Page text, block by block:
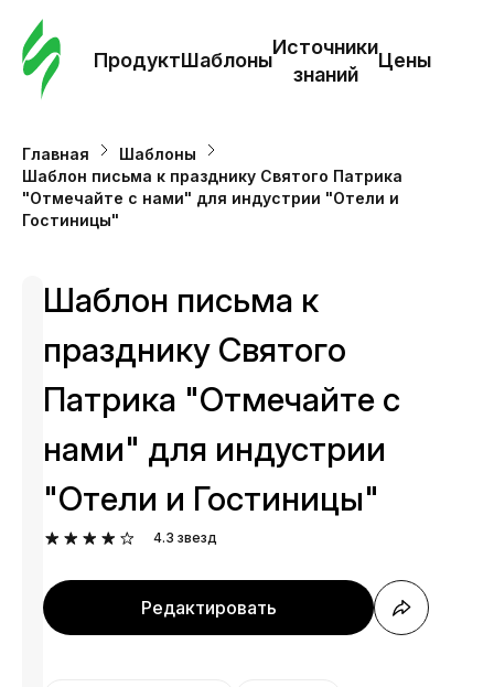
ПродуктШаблоны
Источники
знаний
Цены
Главная
Шаблоны
Шаблон письма к празднику Святого Патрика
"Отмечайте с нами" для индустрии "Отели и
Гостиницы"
Шаблон письма к
празднику Святого
Патрика "Отмечайте с
нами" для индустрии
"Отели и Гостиницы"
4.3 звезд
Редактировать